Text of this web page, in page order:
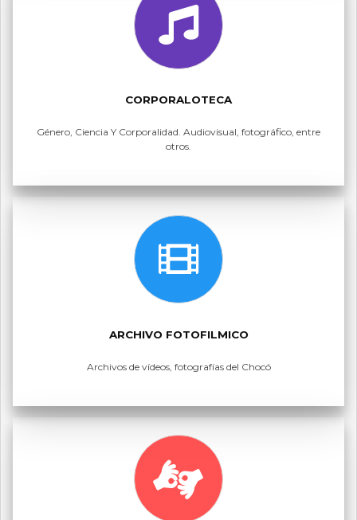
CORPORALOTECA
Género, Ciencia Y Corporalidad. Audiovisual, fotográfico, entre
otros.
ARCHIVO FOTOFILMICO
Archivos de vídeos, fotografías del Chocó